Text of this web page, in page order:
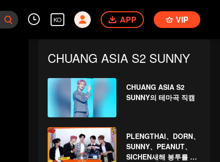
KO APP VIP
CHUANG ASIA S2 SUNNY
CHUANG ASIA S2
SUNNY의 테마곡 직캠
PLENGTHAI、DORN、
SUNNY、PEANUT、
SICHEN새해 봉투를 뜯